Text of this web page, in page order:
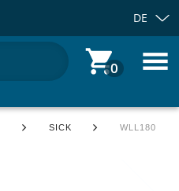
DE
0
SICK WLL180